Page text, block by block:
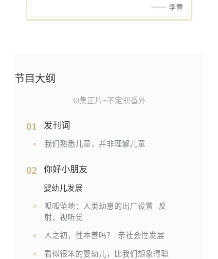
节目大纲
30集正片+不定期番外
01 发刊词
我们熟悉儿童，并非理解儿童
02 你好小朋友
婴幼儿发展
呱呱坠地：人类幼崽的出厂设置 | 反
射、视听觉
人之初，性本善吗？| 亲社会性发展
看似很笨的婴幼儿，比我们想象得聪